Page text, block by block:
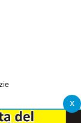
x
Stampa del